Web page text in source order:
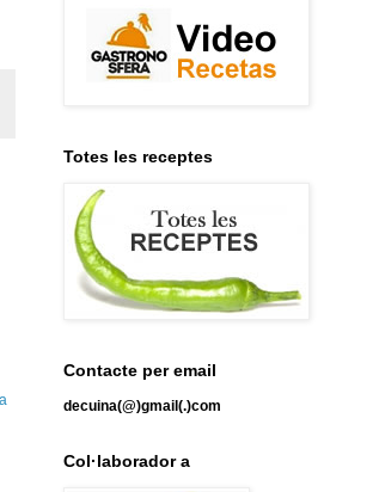
Totes les receptes
Contacte per email
decuina(@)gmail(.)com
Col·laborador a